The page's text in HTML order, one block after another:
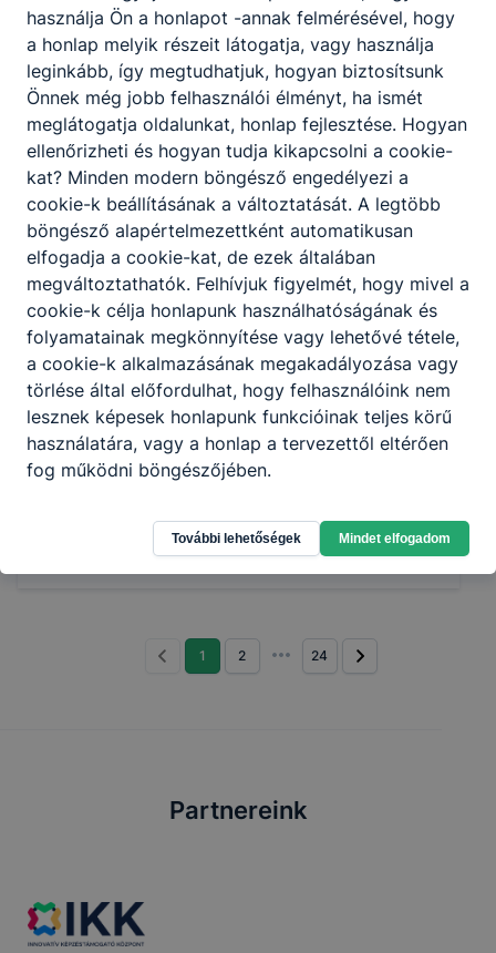
Ismét nyertünk az ERASMUS+ pályázaton.
2026. máj. 21.
Siker az OSZKTV országos döntőjén
Kozári Sándor Krisztián az OSZKTV döntőjén 7.
helyezését ért el.
2026. ápr. 24.
Kaukerné Kovács Edit
Örökös Ökoiskola lettünk
Sikeres pályázatunk eredményeként az intézmény a
Örökös ökoiskola címet.
Kaukerné Kovács Edit
1 2 24
Partnereink
használja Ön a honlapot -annak felmérésével, hogy
a honlap melyik részeit látogatja, vagy használja
leginkább, így megtudhatjuk, hogyan biztosítsunk
Önnek még jobb felhasználói élményt, ha ismét
meglátogatja oldalunkat, honlap fejlesztése. Hogyan
ellenőrizheti és hogyan tudja kikapcsolni a cookie-
kat? Minden modern böngésző engedélyezi a
cookie-k beállításának a változtatását. A legtöbb
böngésző alapértelmezettként automatikusan
elfogadja a cookie-kat, de ezek általában
megváltoztathatók. Felhívjuk figyelmét, hogy mivel a
cookie-k célja honlapunk használhatóságának és
folyamatainak megkönnyítése vagy lehetővé tétele,
a cookie-k alkalmazásának megakadályozása vagy
törlése által előfordulhat, hogy felhasználóink nem
lesznek képesek honlapunk funkcióinak teljes körű
használatára, vagy a honlap a tervezettől eltérően
fog működni böngészőjében.
További lehetőségek Mindet elfogadom